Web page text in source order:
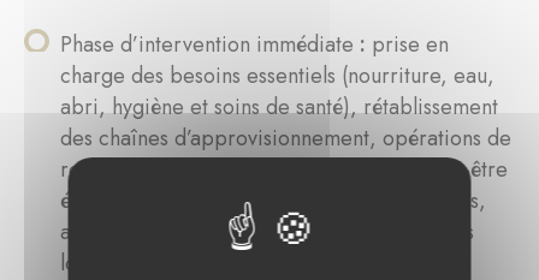
Phase d’intervention immédiate : prise en
charge des besoins essentiels (nourriture, eau,
abri, hygiène et soins de santé), rétablissement
des chaînes d’approvisionnement, opérations de
recherche et de sauvetage, soutien au bien-être
émotionnel des survivants et des intervenants,
ainsi que rétablissement de l’habitabilité des
logements et des services publics.